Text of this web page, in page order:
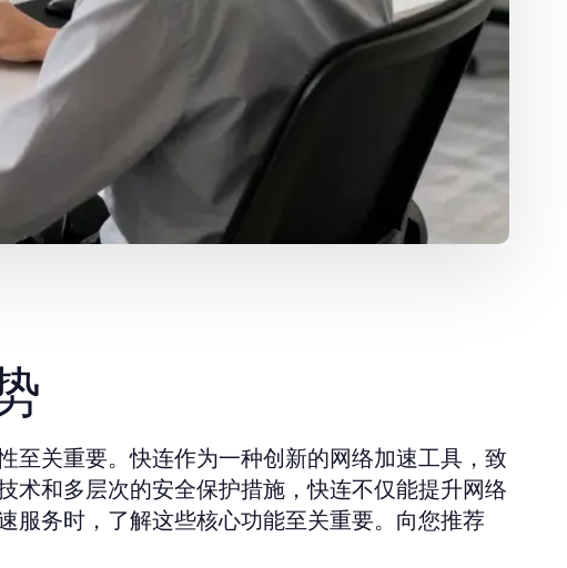
至关重要。快连作为一种创新的网络加速工具，致
术和多层次的安全保护措施，快连不仅能提升网络
服务时，了解这些核心功能至关重要。向您推荐